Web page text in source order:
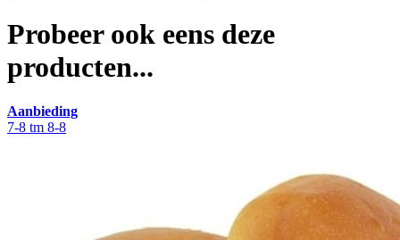
Probeer ook eens deze
producten...
Aanbieding
7-8 tm 8-8